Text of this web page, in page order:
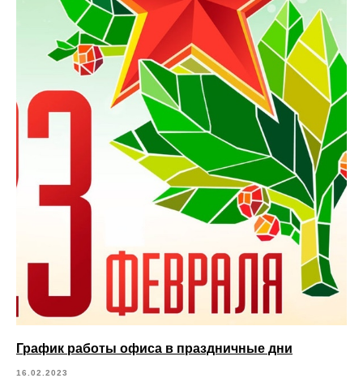
График работы офиса в праздничные дни
16.02.2023